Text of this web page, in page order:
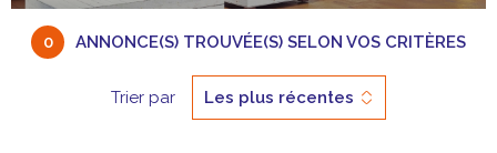
0 ANNONCE(S) TROUVÉE(S) SELON VOS CRITÈRES
Trier par Les plus récentes